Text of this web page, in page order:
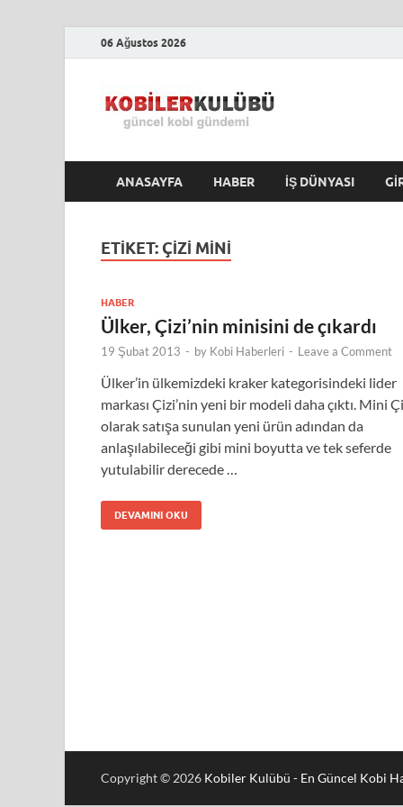
06 Ağustos 2026
ANASAYFA HABER İŞ DÜNYASI
ETIKET: ÇIZI MINI
HABER
Ülker, Çizi’nin minisini de çıkardı
19 Şubat 2013 - by Kobi Haberleri - Leave a Comment
Ülker’in ülkemizdeki kraker kategorisindeki lider
markası Çizi’nin yeni bir modeli daha çıktı. Mini
olarak satışa sunulan yeni ürün adından da
anlaşılabileceği gibi mini boyutta ve tek seferde
yutulabilir derecede …
DEVAMINI OKU
Copyright © 2026 Kobiler Kulübü - En Güncel Kobi